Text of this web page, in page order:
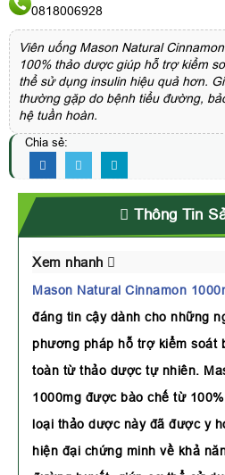
0818006928
Viên uống Mason Natural
100% thảo dược giúp hỗ trợ kiểm
thể sử dụng insulin hiệu quả hơn.
thường gặp do bệnh tiểu đường,
hệ tuần hoàn.
Chia sẻ:
Thông Tin
Xem nhanh
Mason Natural Cinnamon
đáng tin cậy dành cho những
phương pháp hỗ trợ kiểm soát
toàn từ thảo dược tự nhiên.
1000mg được bào chế từ
loại thảo dược này đã được y
hiện đại chứng minh về khả